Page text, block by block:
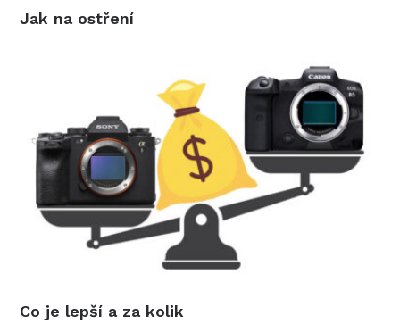
Jak na ostření
Co je lepší a za kolik